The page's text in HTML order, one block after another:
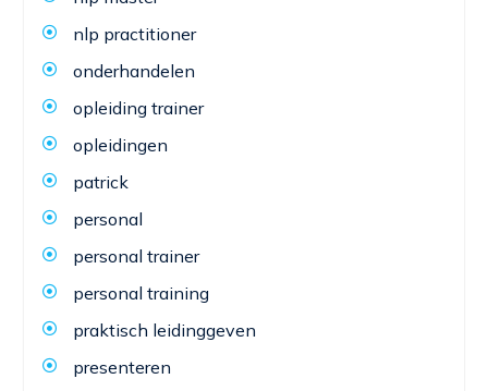
nlp practitioner
onderhandelen
opleiding trainer
opleidingen
patrick
personal
personal trainer
personal training
praktisch leidinggeven
presenteren